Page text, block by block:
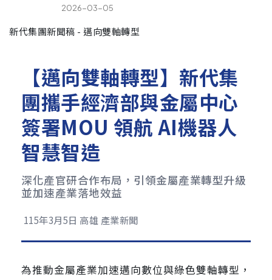
2026-03-05
新代集團新聞稿 - 邁向雙軸轉型
【邁向雙軸轉型】新代集
團攜手經濟部與金屬中心
簽署MOU 領航 AI機器人
智慧智造
深化產官研合作布局，引領金屬產業轉型升級
並加速產業落地效益
115年3月5日 高雄 產業新聞
為推動金屬產業加速邁向數位與綠色雙軸轉型，